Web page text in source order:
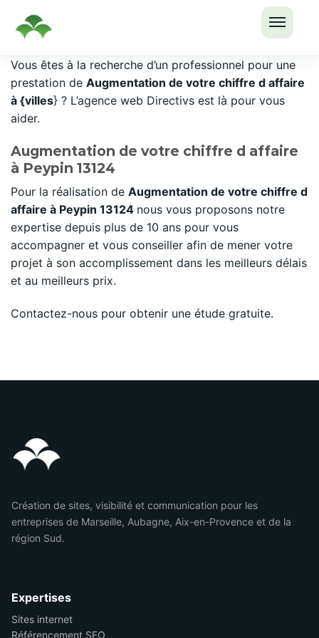
LE
MENU
Passer
au
contenu
Vous êtes à la recherche d’un professionnel pour une
prestation de Augmentation de votre chiffre d affaire
à {villes} ? L’agence web Directivs est là pour vous
aider.
Augmentation de votre chiffre d affaire
à Peypin 13124
Pour la réalisation de Augmentation de votre chiffre d
affaire à Peypin 13124 nous vous proposons notre
expertise depuis plus de 10 ans pour vous
accompagner et vous conseiller afin de mener votre
projet à son accomplissement dans les meilleurs délais
et au meilleurs prix.
Contactez-nous pour obtenir une étude gratuite.
Création de sites, visibilité et communication pour les
entreprises de Marseille, Aubagne, Aix-en-Provence et de la
région Sud.
Expertises
Sites internet
Référencement SEO